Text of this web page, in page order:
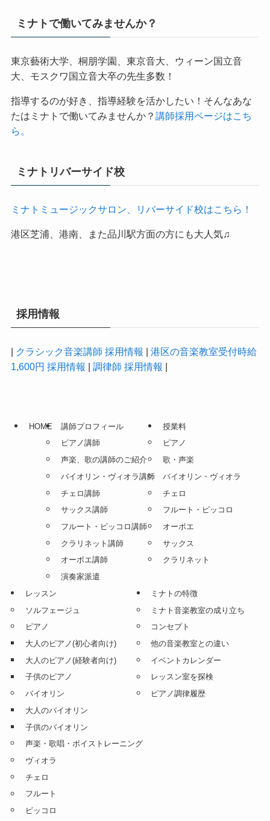
ミナトで働いてみませんか？
東京藝術大学、桐朋学園、東京音大、ウィーン国立音
大、モスクワ国立音大卒の先生多数！
指導するのが好き、指導経験を活かしたい！そんなあな
ミナトリバーサイド校
ミナトミュージックサロン、リバーサイド校はこちら！
採用情報
HOME
講師プロフィール
ピアノ講師
声楽、歌の講師のご紹介
バイオリン・ヴィオラ講師
チェロ講師
サックス講師
フルート・ピッコロ講師
クラリネット講師
演奏家派遣
授業料
ピアノ
歌・声楽
バイオリン・ヴィオラ
チェロ
フルート・ピッコロ
オーボエ
クラリネット
レッスン
ソルフェージュ
ピアノ
大人のピアノ(初心者向け)
大人のピアノ(経験者向け)
子供のピアノ
バイオリン
大人のバイオリン
子供のバイオリン
声楽・歌唱・ボイストレーニング
ヴィオラ
チェロ
ミナトの特徴
ミナト音楽教室の成り立ち
コンセプト
他の音楽教室との違い
イベントカレンダー